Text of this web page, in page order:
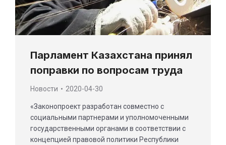
Парламент Казахстана принял
поправки по вопросам труда
Новости 2020-04-30
«Законопроект разработан совместно с
социальными партнерами и уполномоченными
государственными органами в соответствии с
концепцией правовой политики Республики